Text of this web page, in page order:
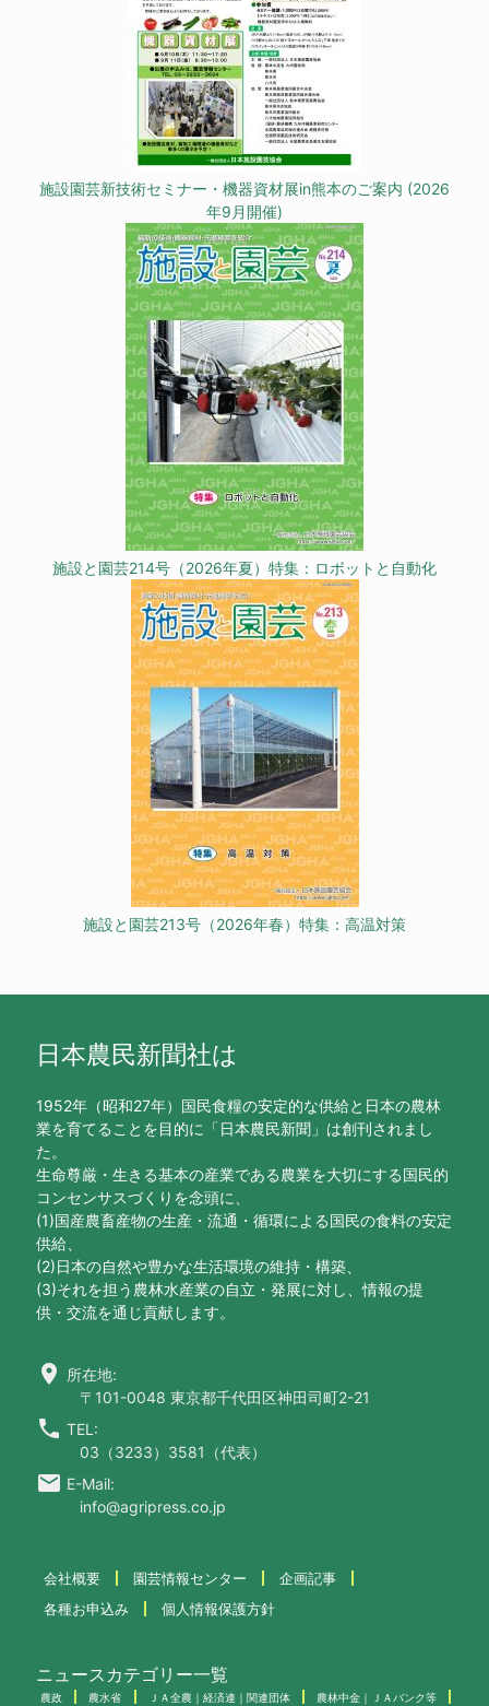
施設園芸新技術セミナー・機器資材展in熊本のご案内 (2026
年9月開催)
施設と園芸214号（2026年夏）特集：ロボットと自動化
施設と園芸213号（2026年春）特集：高温対策
日本農民新聞社は
1952年（昭和27年）国民食糧の安定的な供給と日本の農林
業を育てることを目的に「日本農民新聞」は創刊されまし
た。
生命尊厳・生きる基本の産業である農業を大切にする国民的
コンセンサスづくりを念頭に、
(1)国産農畜産物の生産・流通・循環による国民の食料の安定
供給、
(2)日本の自然や豊かな生活環境の維持・構築、
(3)それを担う農林水産業の自立・発展に対し、情報の提
供・交流を通じ貢献します。
location_on 所在地:
〒101-0048 東京都千代田区神田司町2-21
call TEL:
03（3233）3581（代表）
email E-Mail:
info@agripress.co.jp
会社概要 園芸情報センター
企画記事
各種お申込み
個人情報保護方針
ニュースカテゴリー一覧
農政 農水省 ＪＡ全農｜経済連｜関連団体 農林中金｜ＪＡバンク等